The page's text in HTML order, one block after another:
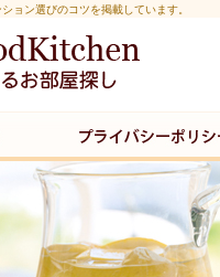
ョン選びのコツを掲載しています。